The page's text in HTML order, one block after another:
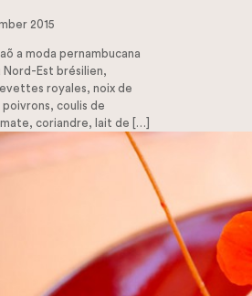
2015
a moda pernambucana
Nord-Est brésilien,
royales, noix de
coulis de
coriandre, lait de […]